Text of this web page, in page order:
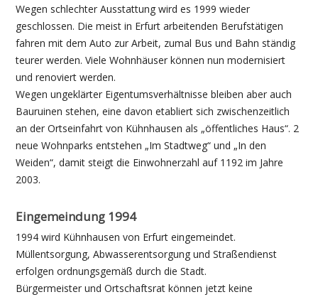
Wegen schlechter Ausstattung wird es 1999 wieder
geschlossen. Die meist in Erfurt arbeitenden Berufstätigen
fahren mit dem Auto zur Arbeit, zumal Bus und Bahn ständig
teurer werden. Viele Wohnhäuser können nun modernisiert
und renoviert werden.
Wegen ungeklärter Eigentumsverhältnisse bleiben aber auch
Bauruinen stehen, eine davon etabliert sich zwischenzeitlich
an der Ortseinfahrt von Kühnhausen als „öffentliches Haus“. 2
neue Wohnparks entstehen „Im Stadtweg“ und „In den
Weiden“, damit steigt die Einwohnerzahl auf 1192 im Jahre
2003.
Eingemeindung 1994
1994 wird Kühnhausen von Erfurt eingemeindet.
Müllentsorgung, Abwasserentsorgung und Straßendienst
erfolgen ordnungsgemäß durch die Stadt.
Bürgermeister und Ortschaftsrat können jetzt keine